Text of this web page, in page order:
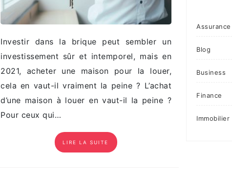
Investir dans la brique peut sembler un
investissement sûr et intemporel, mais en
2021, acheter une maison pour la louer,
cela en vaut-il vraiment la peine ? L’achat
d’une maison à louer en vaut-il la peine ?
Pour ceux qui…
LIRE LA SUITE
Assurance
Blog
Business
Finance
Immobilier